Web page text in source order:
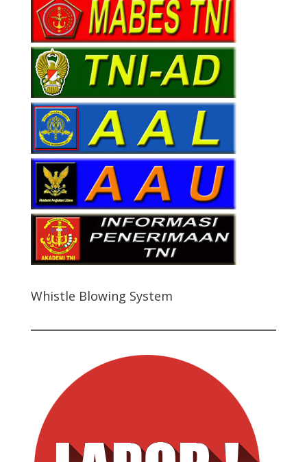
Whistle Blowing System